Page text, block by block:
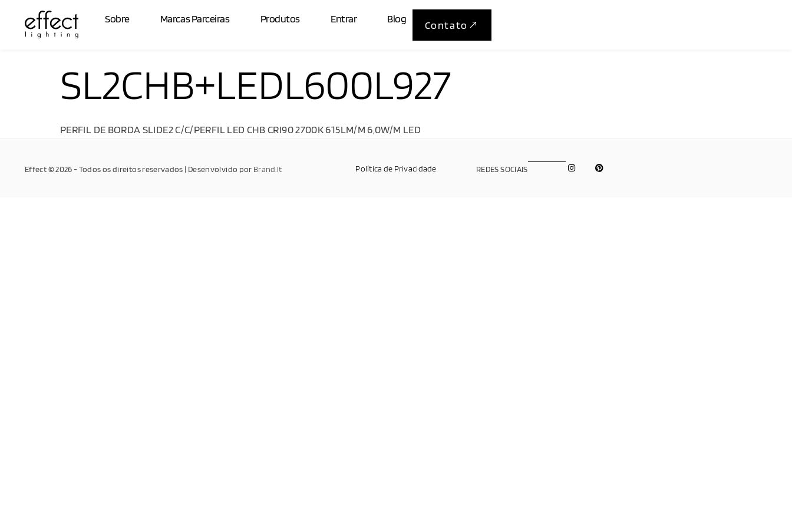
Sobre Marcas Parceiras Produtos Entrar Blog
Contato
SL2CHB+LEDL600L927
PERFIL DE BORDA SLIDE2 C/C/PERFIL LED CHB CRI90 2700K 615LM/M 6,0W/M LED
Effect © 2026 - Todos os direitos reservados | Desenvolvido por Brand.It Política de Privacidade REDES SOCIAIS